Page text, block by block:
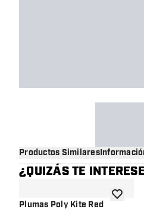
Productos Similares
¿QUIZÁS TE
Plumas Poly Kite Red añadir